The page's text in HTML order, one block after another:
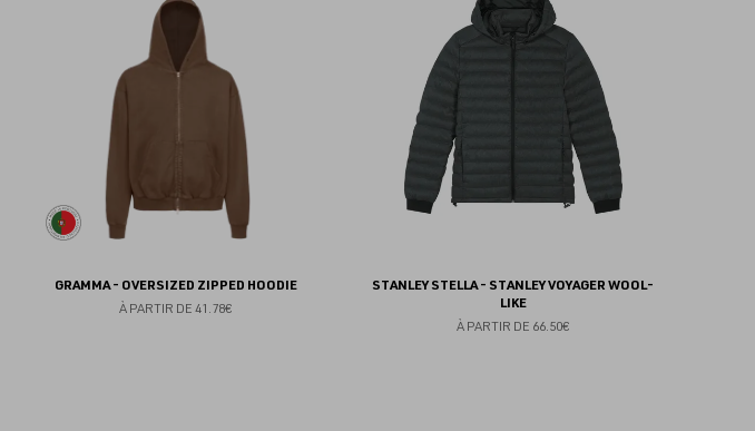
GRAMMA - OVERSIZED ZIPPED HOODIE
À PARTIR DE 41.78€
STANLEY STELLA - STANLEY VOYAGER WOOL-
LIKE
À PARTIR DE 66.50€